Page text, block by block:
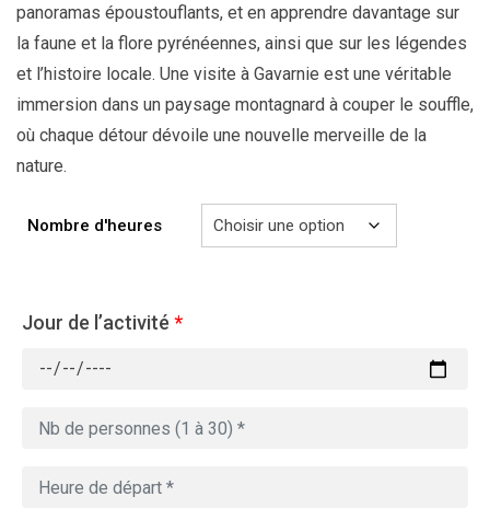
panoramas époustouflants, et en apprendre davantage sur
la faune et la flore pyrénéennes, ainsi que sur les légendes
et l’histoire locale. Une visite à Gavarnie est une véritable
immersion dans un paysage montagnard à couper le souffle,
où chaque détour dévoile une nouvelle merveille de la
nature.
Nombre d'heures
Jour de l’activité *